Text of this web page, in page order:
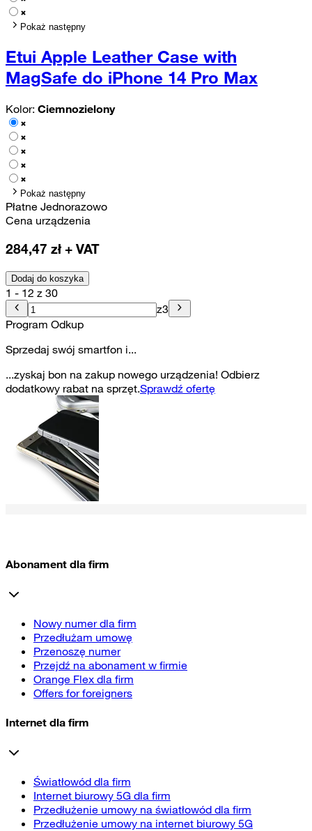
Pokaż następny
Etui Apple Leather Case with
MagSafe do iPhone 14 Pro Max
Kolor: Ciemnozielony
Pokaż następny
Płatne Jednorazowo
Cena urządzenia
284,47 zł + VAT
Dodaj do koszyka
1 - 12 z 30
z3
Program Odkup
Sprzedaj swój smartfon i...
...zyskaj bon na zakup nowego urządzenia! Odbierz
dodatkowy rabat na sprzęt.Sprawdź ofertę
Abonament dla firm
Nowy numer dla firm
Przedłużam umowę
Przenoszę numer
Przejdź na abonament w firmie
Orange Flex dla firm
Offers for foreigners
Internet dla firm
Światłowód dla firm
Internet biurowy 5G dla firm
Przedłużenie umowy na światłowód dla firm
Przedłużenie umowy na internet biurowy 5G